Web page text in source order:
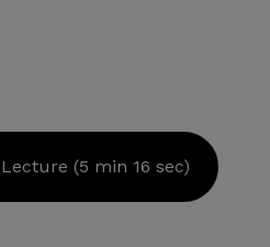
Lecture (5 min 16 sec)